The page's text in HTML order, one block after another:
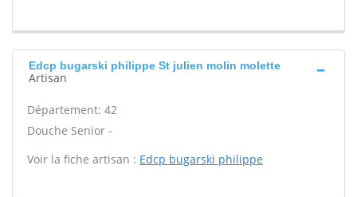
Edcp bugarski philippe St julien molin molette
Artisan
Département: 42
Douche Senior -
Voir la fiche artisan : Edcp bugarski philippe